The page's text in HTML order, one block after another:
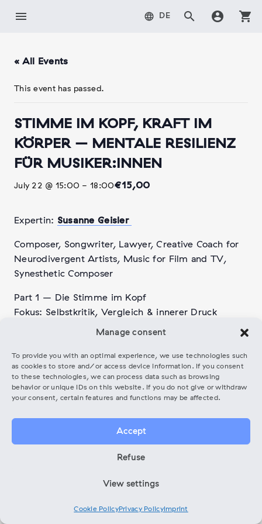
Manage consent
To provide you with an optimal experience, we use technologies such
as cookies to store and/or access device information. If you consent
to these technologies, we can process data such as browsing
behavior or unique IDs on this website. If you do not give or withdraw
your consent, certain features and functions may be affected.
Accept
Refuse
View settings
Cookie PolicyPrivacy PolicyImprint
menu language DE search account_circle shopping_cart
« All Events
This event has passed.
STIMME IM KOPF, KRAFT IM
KÖRPER – MENTALE RESILIENZ
FÜR MUSIKER:INNEN
July 22 @ 15:00 -18:00€15,00
Expertin: Susanne Geisler
Composer, Songwriter, Lawyer, Creative Coach for
Neurodivergent Artists, Music for Film and TV,
Synesthetic Composer
Part 1 – Die Stimme im Kopf
Fokus: Selbstkritik, Vergleich & innerer Druck
Viele Musiker:innen kennen sie: die innere Stimme,
die bewertet, vergleicht und unter Druck setzt. Im
ersten Artist Circle der Reihe „Stimme im Kopf,
Kraft im Körper: Mentale Resilienz
für Musiker:innen“ beschäftigen wir uns mit dem
Werkzeuge kennen, um mehr Distanz zu